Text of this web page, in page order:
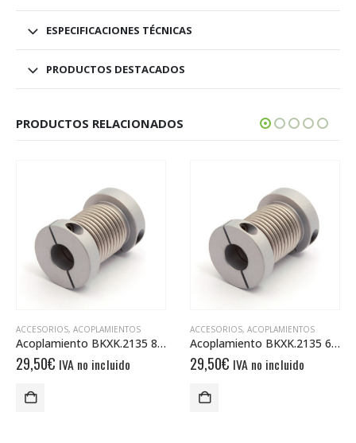
ESPECIFICACIONES TÉCNICAS
PRODUCTOS DESTACADOS
PRODUCTOS RELACIONADOS
ACCESORIOS, ACOPLAMIENTOS
Acoplamiento BKXK.2135 8/8
29,50€ IVA no incluido
ACCESORIOS, ACOPLAMIENTOS
Acoplamiento BKXK.2135 6/8
29,50€ IVA no incluido